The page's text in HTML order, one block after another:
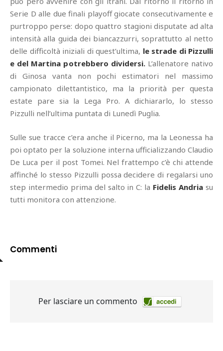
Serie D alle due finali playoff giocate consecutivamente e
purtroppo perse: dopo quattro stagioni disputate ad alta
intensità alla guida dei biancazzurri, soprattutto al netto
delle difficoltà iniziali di quest’ultima, le strade di Pizzulli
e del Martina potrebbero dividersi.L’allenatore nativo
di Ginosa vanta non pochi estimatori nel massimo
campionato dilettantistico, ma la priorità per questa
estate pare sia la Lega Pro. A dichiararlo, lo stesso
Pizzulli nell’ultima puntata di Lunedì Puglia.
Sulle sue tracce c’era anche il Picerno, ma la Leonessa ha
poi optato per la soluzione interna ufficializzando Claudio
De Luca per il post Tomei. Nel frattempo c’è chi attende
affinché lo stesso Pizzulli possa decidere di regalarsi uno
step intermedio prima del salto in C: la Fidelis Andria su
tutti monitora con attenzione.
Commenti